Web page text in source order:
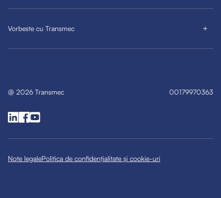
Vorbeste cu Transmec
@ 2026 Transmec
Note legalePolitica de confidențialitate și cookie-uri
00179970363